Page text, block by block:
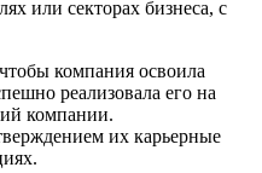
или секторах бизнеса, с
компания освоила
реализовала его на
компании.
их карьерные